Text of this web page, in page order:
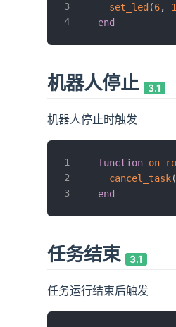
set_led (6, 1
end
机器人停止 3.1
机器人停止时触发
function
cancel_task(
end
任务结束 3.1
任务运行结束后触发